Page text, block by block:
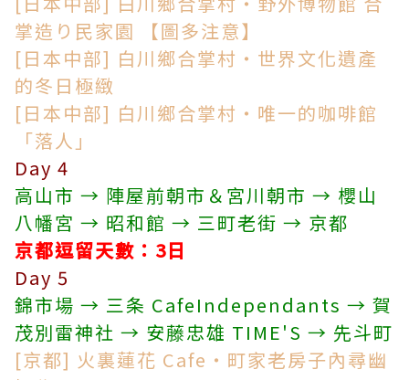
掌造り民家園 【圖多注意】
[日本中部] 白川鄉合掌村・世界文化遺產
的冬日極緻
[日本中部] 白川鄉合掌村・唯一的咖啡館
「落人」
Day 4
高山市 → 陣屋前朝市＆宮川朝市 → 櫻山
八幡宮 → 昭和館 → 三町老街 → 京都
京都逗留天數 ：3日
Day 5
錦市場 → 三条 CafeIndependants → 賀
茂別雷神社 → 安藤忠雄 TIME'S → 先斗町
[京都] 火裏蓮花 Cafe・町家老房子內尋幽